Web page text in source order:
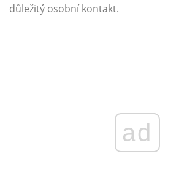
důležitý osobní kontakt.
ad